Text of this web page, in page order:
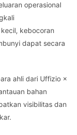
operasional
kebocoran
dapat secara
ahli dari Uffizio ×
bahan
visibilitas dan